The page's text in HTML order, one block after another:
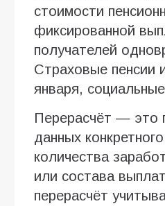
стоимости
фиксированной
получателей
Страховые пенсии
января,
Перерасчёт — это
данных
количества
или состава
перерасчёт